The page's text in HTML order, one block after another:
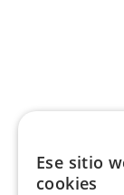
Ese sitio
cookies